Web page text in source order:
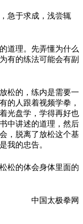
急于求成，浅尝辄
道理。先弄懂为什么
有的练法可能会有副
松的，练内是需要一
的人跟着视频学拳，
光盘学，学得再好也
中讲述的道理，然后
，脱离了放松这个基
我的忠告。
松的体会身体里面的
中国太极拳网